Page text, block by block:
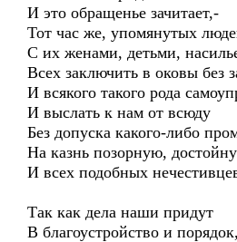
И это обращенье зачитает,-
Тот час же, упомянутых
С их женами, детьми,
Всех заключить в оковы без
И всякого такого рода
И выслать к нам от всюду
Без допуска какого-либо
На казнь позорную,
И всех подобных
Так как дела наши придут
В благоустройство и порядок,